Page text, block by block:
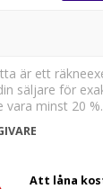
är ett
säljare för
vara minst 20 %.
Att låna